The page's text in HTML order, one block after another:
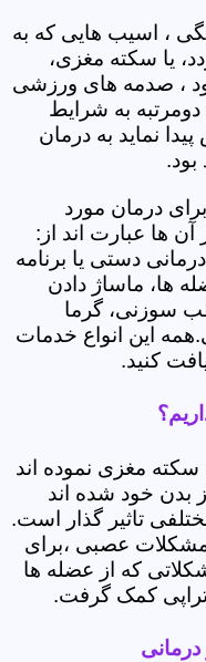
، اسیب هایی که به
یا سکته مغزی،
، صدمه های ورزشی
به شرایط
نماید به درمان
بود.
درمان مورد
ها عبارت اند از:
دستی یا برنامه
ها، ماساژ دادن
سوزنی، گرما
این انواع خدمات
کنید.
سکته مغزی نموده اند
خود شده اند
تاثیر گذار است.
عصبی ،برای
که از عضله ها
کمک گرفت.
درمانی